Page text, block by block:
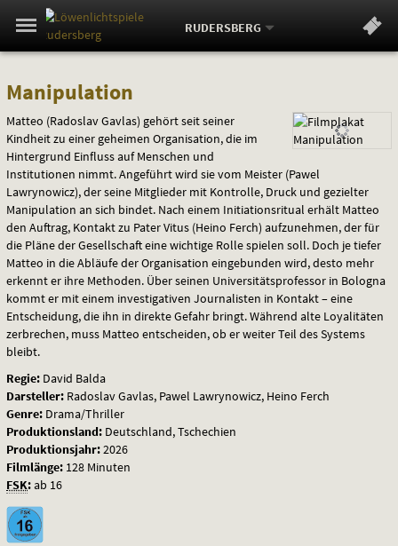
Springe
zum
,zum
.
Navigation
Service
Menü
Gehe
zur
Startseite:
Standortauswahl
Standort:
RUDERSBERG
Manipulation
Manipulation
Matteo (Radoslav Gavlas) gehört seit seiner
Kindheit zu einer geheimen Organisation, die im
Hintergrund Einfluss auf Menschen und
Institutionen nimmt. Angeführt wird sie vom Meister (Pawel
Lawrynowicz), der seine Mitglieder mit Kontrolle, Druck und gezielter
Manipulation an sich bindet. Nach einem Initiationsritual erhält Matteo
den Auftrag, Kontakt zu Pater Vitus (Heino Ferch) aufzunehmen, der für
die Pläne der Gesellschaft eine wichtige Rolle spielen soll. Doch je tiefer
Matteo in die Abläufe der Organisation eingebunden wird, desto mehr
erkennt er ihre Methoden. Über seinen Universitätsprofessor in Bologna
kommt er mit einem investigativen Journalisten in Kontakt – eine
Entscheidung, die ihn in direkte Gefahr bringt. Während alte Loyalitäten
zerbrechen, muss Matteo entscheiden, ob er weiter Teil des Systems
bleibt.
Regie: David Balda
Darsteller: Radoslav Gavlas, Pawel Lawrynowicz, Heino Ferch
Genre: Drama/Thriller
Produktionsland: Deutschland, Tschechien
Produktionsjahr:2026
Filmlänge: 128 Minuten
FSK:ab 16